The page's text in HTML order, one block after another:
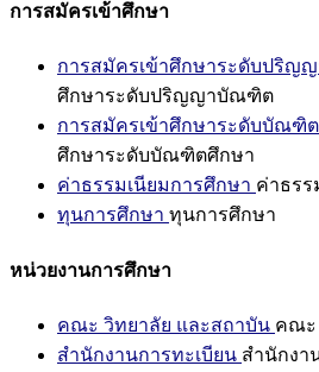
การสมัครเข้าศึกษา
การสมัครเข้าศึกษาระดับปริญ
ศึกษาระดับปริญญาบัณฑิต
การสมัครเข้าศึกษาระดับบัณฑิ
ศึกษาระดับบัณฑิตศึกษา
ค่าธรรมเนียมการศึกษา ค่าธรร
ทุนการศึกษา ทุนการศึกษา
หน่วยงานการศึกษา
คณะ วิทยาลัย และสถาบัน คณะ
สำนักงานการทะเบียน สำนักงา